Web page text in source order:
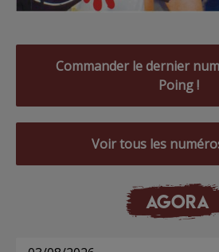
Commander le dernier
Poing !
Voir tous les
AGORA